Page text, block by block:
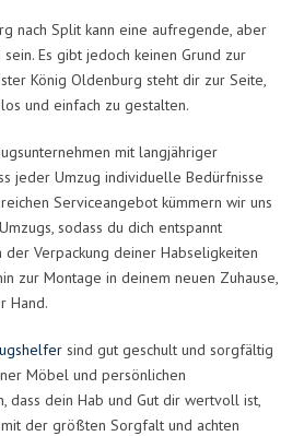
nach Split kann eine aufregende, aber
Es gibt jedoch keinen Grund zur
König Oldenburg steht dir zur Seite,
und einfach zu gestalten.
mit langjähriger
jeder Umzug individuelle Bedürfnisse
Serviceangebot kümmern wir uns
sodass du dich entspannt
der Verpackung deiner Habseligkeiten
zur Montage in deinem neuen Zuhause,
Hand.
sind gut geschult und sorgfältig
Möbel und persönlichen
dass dein Hab und Gut dir wertvoll ist,
der größten Sorgfalt und achten